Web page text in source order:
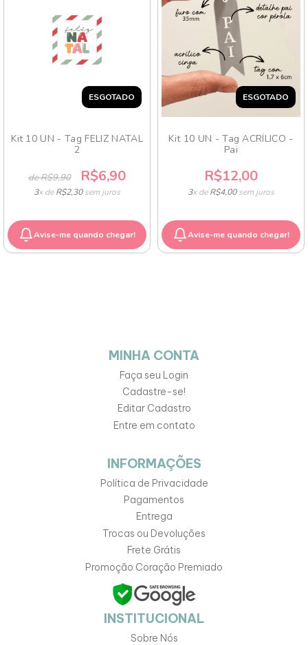
ESGOTADO
Kit 10 UN - Tag FELIZ NATAL
2
de R$9,90 R$6,90
3x deR$2,30sem juros
Avise-me quando chegar!
ESGOTADO
Kit 10 UN - Tag ACRÍLICO -
Pai
R$12,00
3x deR$4,00sem juros
Avise-me quando chegar!
MINHA CONTA
Faça seu Login
Cadastre-se!
Editar Cadastro
Entre em contato
INFORMAÇÕES
Política de Privacidade
Pagamentos
Entrega
Trocas ou Devoluções
Frete Grátis
Promoção Coração Premiado
INSTITUCIONAL
Sobre Nós